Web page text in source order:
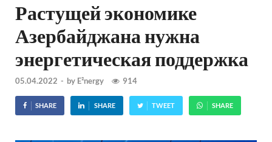
Растущей экономике
Азербайджана нужна
энергетическая поддержка
05.04.2022 - by E²nergy 914
SHARE SHARE TWEET SHARE